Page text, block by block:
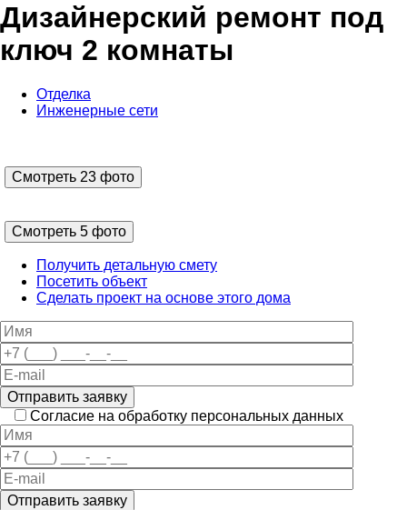
Дизайнерский ремонт под
ключ 2 комнаты
Отделка
Инженерные сети
Смотреть 23 фото
Смотреть 5 фото
Получить детальную смету
Посетить объект
Сделать проект на основе этого дома
Отправить заявку
Согласие на обработку персональных данных
Отправить заявку